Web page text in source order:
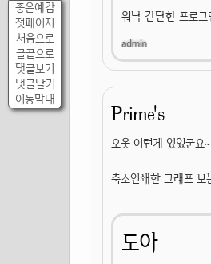
좋은예감
첫페이지
처음으로
글끝으로
댓글보기
댓글달기
이동막대
워낙 간단한 프로
Prime's
오옷 이런게 있었군요
축소인쇄한 그래프
도아